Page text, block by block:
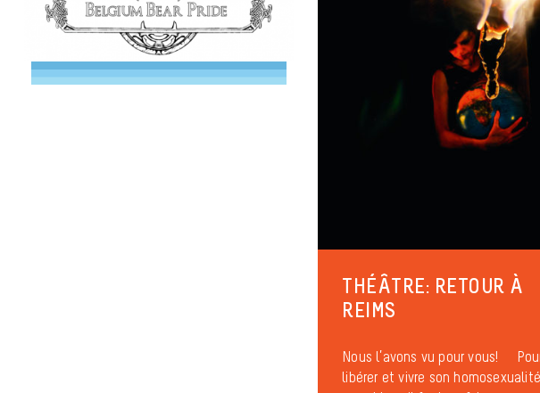
THÉÂTRE: RETOUR À
REIMS
Nous l’avons vu pour vous!
libérer et vivre son